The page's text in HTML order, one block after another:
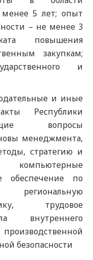
менее 5 лет; опыт
– не менее 3
повышения
закупкам;
и
и иные
Республики
вопросы
менеджмента,
стратегию и
компьютерные
обеспечение по
региональную
трудовое
внутреннего
безопасности